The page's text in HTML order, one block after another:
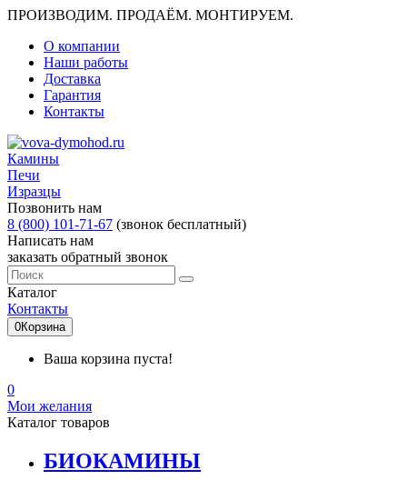
ПРОИЗВОДИМ. ПРОДАЁМ. МОНТИРУЕМ.
О компании
Наши работы
Доставка
Гарантия
Контакты
Камины
Печи
Изразцы
Позвонить нам
8 (800) 101-71-67 (звонок бесплатный)
Написать нам
заказать обратный звонок
Каталог
Контакты
0Корзина
Ваша корзина пуста!
0
Мои желания
Каталог товаров
БИОКАМИНЫ